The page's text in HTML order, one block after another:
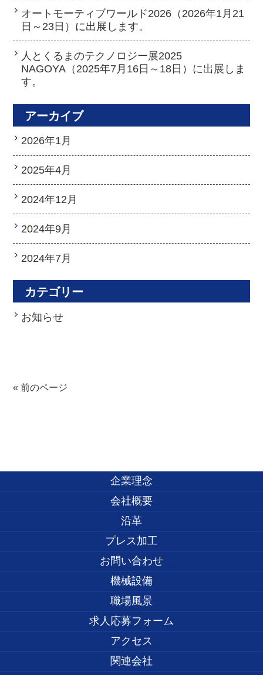
オートモーティブワールド2026（2026年1月21
日～23日）に出展します。
人とくるまのテクノロジー展2025
NAGOYA（2025年7月16日～18日）に出展しま
す。
アーカイブ
2026年1月
2025年4月
2024年12月
2024年9月
2024年7月
カテゴリー
お知らせ
« 前のページ
企業理念
会社概要
沿革
プレス加工
お問い合わせ
機械設備
職場風景
求人応募フォーム
アクセス
関連会社